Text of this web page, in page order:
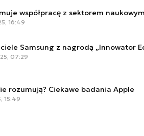
współpracę z sektorem naukowym
16:49
Samsung z nagrodą „Innowator
07:29
rozumują? Ciekawe badania Apple
15:49